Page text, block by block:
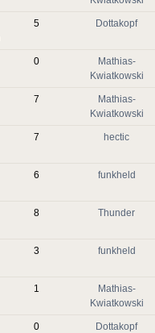
5 Dottakopf
0
Mathias-
Kwiatkowski
7
Mathias-
Kwiatkowski
7 hectic
6 funkheld
8 Thunder
3 funkheld
1
Mathias-
Kwiatkowski
0 Dottakopf